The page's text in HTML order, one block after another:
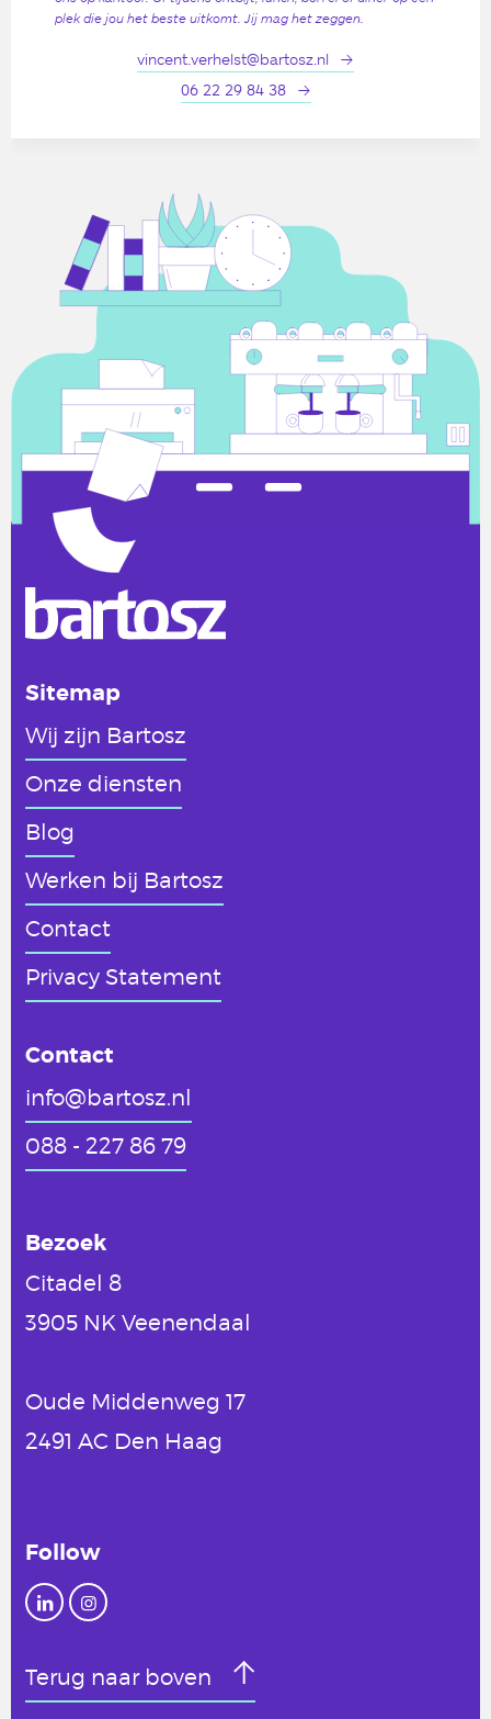
plek die jou het beste uitkomt. Jij mag het zeggen.
vincent.verhelst@bartosz.nl
06 22 29 84 38
Sitemap
Wij zijn Bartosz
Onze diensten
Blog
Werken bij Bartosz
Contact
Privacy Statement
Contact
info@bartosz.nl
088 - 227 86 79
Bezoek
Citadel 8
3905 NK Veenendaal
Oude Middenweg 17
2491 AC Den Haag
Follow
Terug naar boven